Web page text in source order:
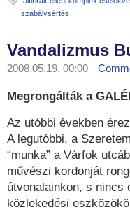
szabálysértés
Vandalizmus
2008.05.19. 00:00
Megrongálták a
Az utóbbi években
A legutóbbi, a
“munka” a Várfok
művészi kordonját
útvonalainkon, s nincs
közlekedési